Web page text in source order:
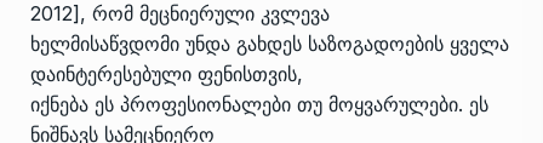
2012], რომ მეცნიერული კვლევა
ხელმისაწვდომი უნდა გახდეს საზოგადოების ყველა
დაინტერესებული ფენისთვის,
იქნება ეს პროფესიონალები თუ მოყვარულები. ეს
ნიშნავს სამეცნიერო